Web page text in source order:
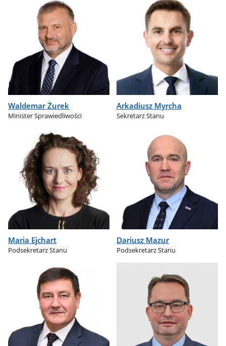
Waldemar Żurek
Minister Sprawiedliwości
Arkadiusz Myrcha
Sekretarz Stanu
Maria Ejchart
Podsekretarz Stanu
Dariusz Mazur
Podsekretarz Stanu